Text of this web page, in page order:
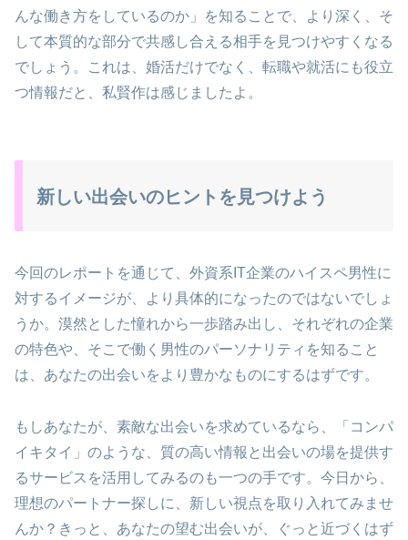
んな働き方をしているのか」を知ることで、より深く、そ
して本質的な部分で共感し合える相手を見つけやすくなる
でしょう。これは、婚活だけでなく、転職や就活にも役立
つ情報だと、私賢作は感じましたよ。
新しい出会いのヒントを見つけよう
今回のレポートを通じて、外資系IT企業のハイスペ男性に
対するイメージが、より具体的になったのではないでしょ
うか。漠然とした憧れから一歩踏み出し、それぞれの企業
の特色や、そこで働く男性のパーソナリティを知ること
は、あなたの出会いをより豊かなものにするはずです。
もしあなたが、素敵な出会いを求めているなら、「コンパ
イキタイ」のような、質の高い情報と出会いの場を提供す
るサービスを活用してみるのも一つの手です。今日から、
理想のパートナー探しに、新しい視点を取り入れてみませ
んか？きっと、あなたの望む出会いが、ぐっと近づくはず